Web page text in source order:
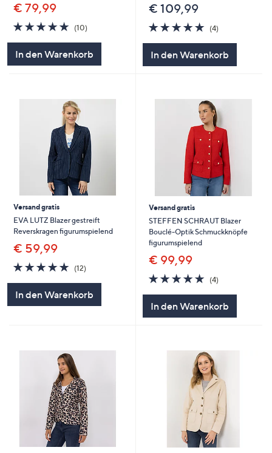
€ 79,99
4.8
von
(10)10
In den Warenkorb
€ 109,99
4.8
von
(4)4
In den Warenkorb
Versand gratis
EVA LUTZ Blazer gestreift
Reverskragen figurumspielend
€ 59,99
4.8
von
(12)12
In den Warenkorb
Versand gratis
STEFFEN SCHRAUT Blazer
Bouclé-Optik Schmuckknöpfe
figurumspielend
€ 99,99
4.8
von
(4)4
In den Warenkorb